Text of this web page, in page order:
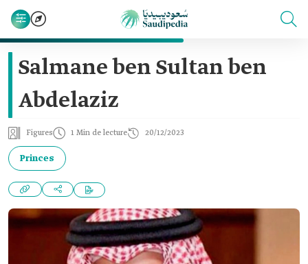
Salmane ben Sultan ben
Abdelaziz
Figures 1 Min de lecture 20/12/2023
Princes